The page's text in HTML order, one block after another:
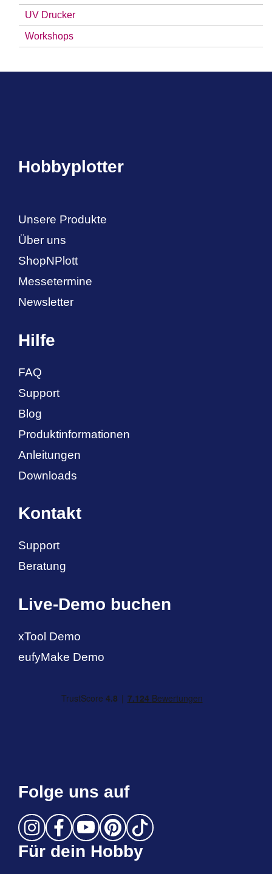
UV Drucker
Workshops
Hobbyplotter
Unsere Produkte
Über uns
ShopNPlott
Messetermine
Newsletter
Hilfe
FAQ
Support
Blog
Produktinformationen
Anleitungen
Downloads
Kontakt
Support
Beratung
Live-Demo buchen
xTool Demo
eufyMake Demo
Folge uns auf
Für dein Hobby